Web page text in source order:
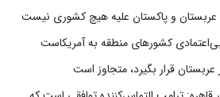
عربستان و پاکستان علیه هیچ کشوری نیست
بی‌اعتمادی کشورهای منطقه به آمریکاست
قرار بگیرد، متجاوز است